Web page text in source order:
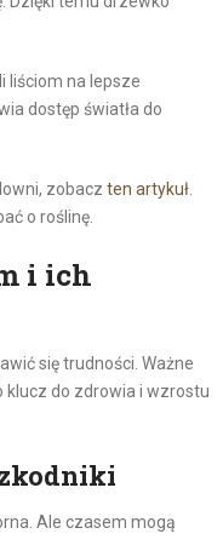
liściom na lepsze
dostęp światła do
zobacz ten artykuł.
o roślinę.
i ich
się trudności. Ważne
klucz do zdrowia i wzrostu
Ale czasem mogą